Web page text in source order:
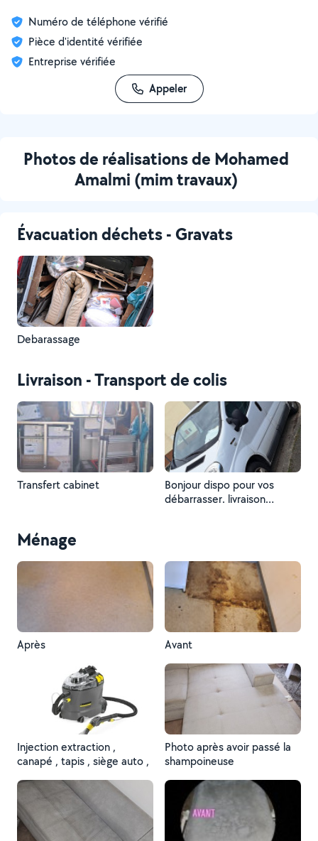
Numéro de téléphone vérifié
Pièce d'identité vérifiée
Entreprise vérifiée
Appeler
Photos de réalisations de Mohamed
Amalmi (mim travaux)
Évacuation déchets - Gravats
Debarassage
Livraison - Transport de colis
Transfert cabinet
Bonjour dispo pour vos
débarrasser. livraison
Ménage
Après Avant
Injection extraction ,
canapé , tapis , siège auto ,
Photo après avoir passé la
shampoineuse